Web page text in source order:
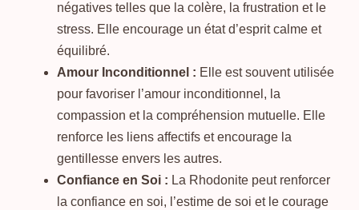
négatives telles que la colère, la frustration et le
stress. Elle encourage un état d’esprit calme et
équilibré.
Amour Inconditionnel : Elle est souvent utilisée
pour favoriser l’amour inconditionnel, la
compassion et la compréhension mutuelle. Elle
renforce les liens affectifs et encourage la
gentillesse envers les autres.
Confiance en Soi : La Rhodonite peut renforcer
la confiance en soi, l’estime de soi et le courage